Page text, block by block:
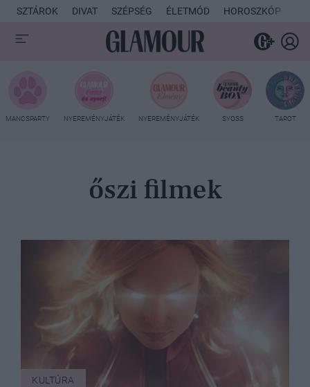
SZTÁROK DIVAT SZÉPSÉG ÉLETMÓD HOROSZKÓP
MANCSPARTY NYEREMÉNYJÁTÉK NYEREMÉNYJÁTÉK SYOSS TAROT
őszi filmek
KULTÚRA